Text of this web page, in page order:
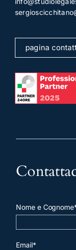
pagina
Nome e
Email*